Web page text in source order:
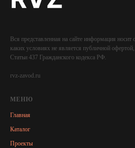
Вся представленная на сайте информация
каких условиях не является публичной
Статьи 437 Гражданского кодекса РФ.
rvz-zavod.ru
МЕНЮ
Главная
Каталог
Проекты